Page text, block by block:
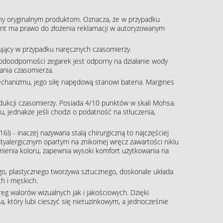
produktom. Oznacza, że w przypadku
ma prawo do złożenia reklamacji w autoryzowanym
w przypadku naręcznych czasomierzy.
zegarek jest odporny na działanie wody
czasomierza.
jego siłę napędową stanowi bateria. Margines
czasomierzy. Posiada 4/10 punktów w skali Mohsa.
jednakże jeśli chodzi o podatność na stłuczenia,
- inaczej nazywana stalą chirurgiczną to najczęściej
opartym na znikomej wręcz zawartości niklu
koloru, zapewnia wysoki komfort użytkowania na
plastycznego tworzywa sztucznego, doskonale układa
i męskich.
walorów wizualnych jak i jakościowych. Dzięki
który lubi cieszyć się nietuzinkowym, a jednocześnie